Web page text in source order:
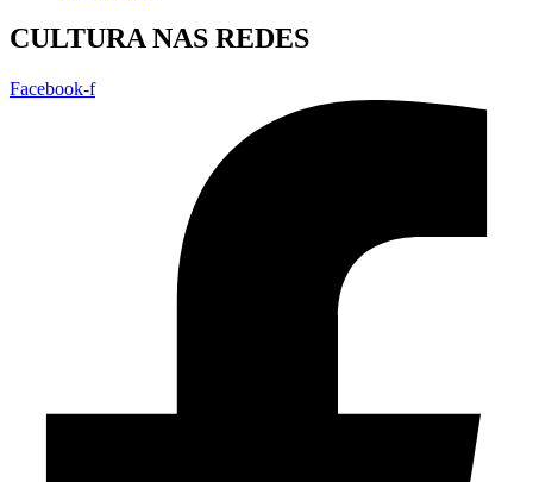
CULTURA NAS REDES
Facebook-f